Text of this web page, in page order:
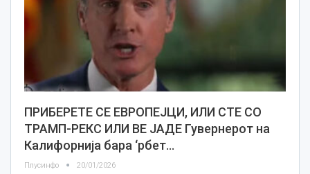
ПРИБЕРЕТЕ СЕ ЕВРОПЕЈЦИ, ИЛИ СТЕ СО
ТРАМП-РЕКС ИЛИ ВЕ ЈАДЕ Гувернерот на
Калифорнија бара ‘рбет…
Плусинфо 20/01/2026